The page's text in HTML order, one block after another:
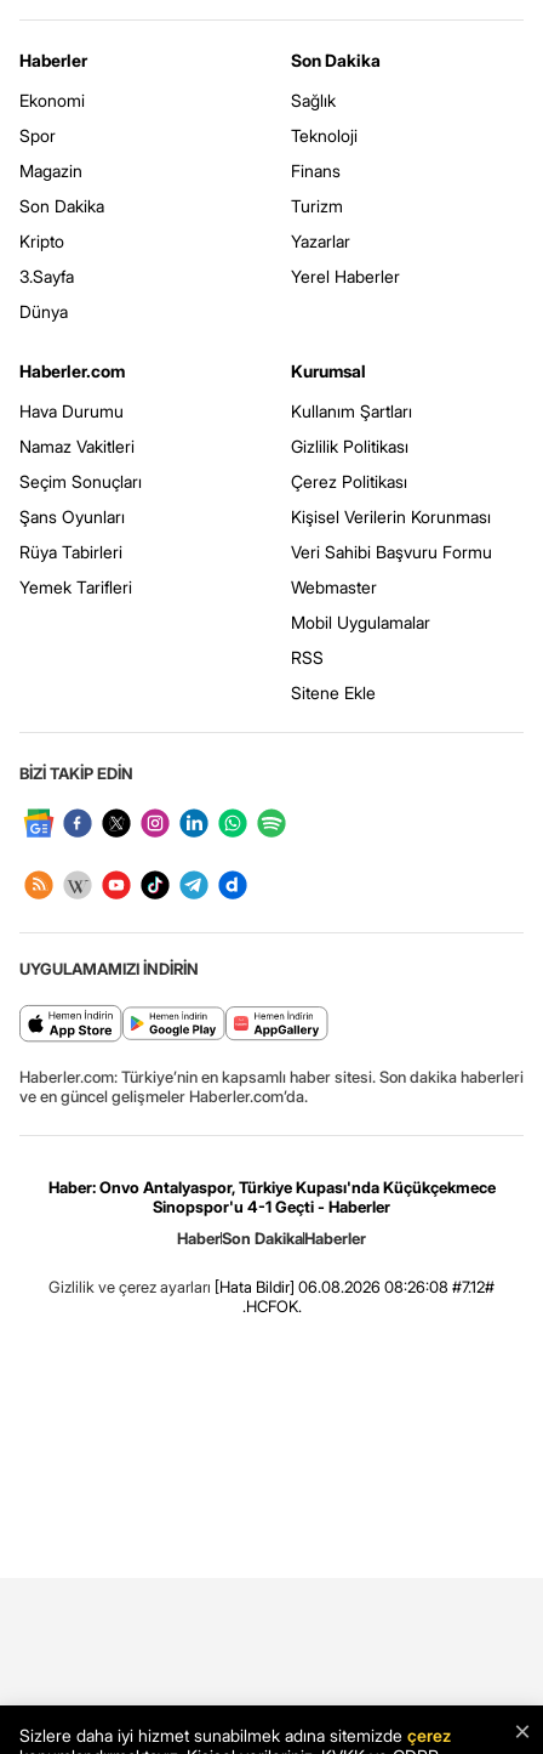
Haberler
Ekonomi
Spor
Magazin
Son Dakika
Kripto
3.Sayfa
Dünya
Son Dakika
Sağlık
Teknoloji
Finans
Turizm
Yazarlar
Yerel Haberler
Haberler.com
Hava Durumu
Namaz Vakitleri
Seçim Sonuçları
Şans Oyunları
Rüya Tabirleri
Yemek Tarifleri
Kurumsal
Kullanım Şartları
Gizlilik Politikası
Çerez Politikası
Kişisel Verilerin Korunması
Veri Sahibi Başvuru Formu
Webmaster
Mobil Uygulamalar
RSS
Sitene Ekle
BİZİ TAKİP EDİN
UYGULAMAMIZI İNDİRİN
Haberler.com: Türkiye’nin en kapsamlı haber sitesi. Son dakika haberleri
ve en güncel gelişmeler Haberler.com’da.
Haber: Onvo Antalyaspor, Türkiye Kupası'nda Küçükçekmece
Sinopspor'u 4-1 Geçti - Haberler
HaberSon DakikaHaberler
Gizlilik ve çerez ayarları [Hata Bildir] 06.08.2026 08:26:08 #7.12#
.HCFOK.
×
Sizlere daha iyi hizmet sunabilmek adına sitemizde çerez